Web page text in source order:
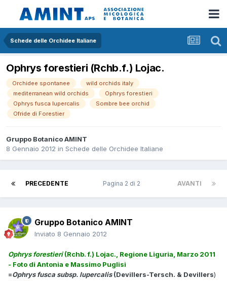
Schede delle Orchidee Italiane
Ophrys forestieri (Rchb.f.) Lojac.
Orchidee spontanee
wild orchids italy
mediterranean wild orchids
Ophrys forestieri
Ophrys fusca lupercalis
Sombre bee orchid
Ofride di Forestier
Gruppo Botanico AMINT
8 Gennaio 2012 in Schede delle Orchidee Italiane
PRECEDENTE AVANTI
Pagina 2 di 2
Gruppo Botanico AMINT
Inviato 8 Gennaio 2012
Ophrys forestieri(Rchb. f.) Lojac., Regione Liguria, Marzo 2011
- Foto di Antonia e Massimo Puglisi
=Ophrys fusca subsp. lupercalis(Devillers-Tersch. & Devillers)